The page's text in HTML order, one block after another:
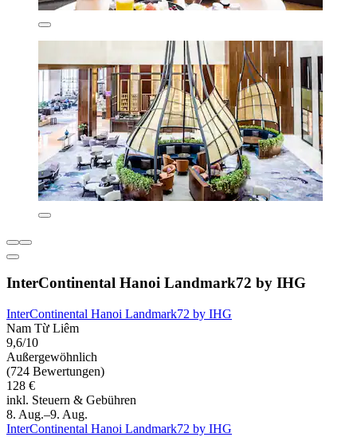
InterContinental Hanoi Landmark72 by IHG
InterContinental Hanoi Landmark72 by IHG
Nam Từ Liêm
9,6/10
Außergewöhnlich
(724 Bewertungen)
128 €
inkl. Steuern & Gebühren
8. Aug.–9. Aug.
InterContinental Hanoi Landmark72 by IHG